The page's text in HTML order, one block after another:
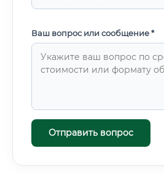
Ваш вопрос или сообщение *
Отправить вопрос